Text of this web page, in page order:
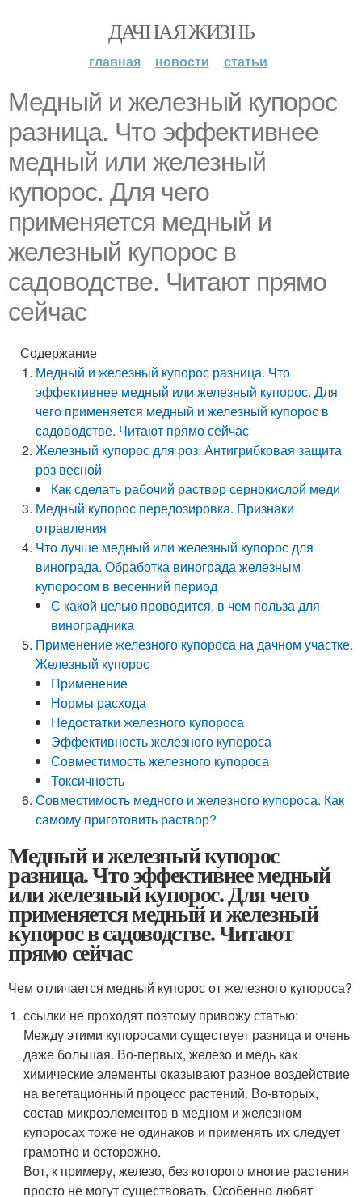
ДАЧНАЯ ЖИЗНЬ
главная новости статьи
Медный и железный купорос
разница. Что эффективнее
медный или железный
купорос. Для чего
применяется медный и
железный купорос в
садоводстве. Читают прямо
сейчас
Содержание
Медный и железный купорос разница. Что
эффективнее медный или железный купорос. Для
чего применяется медный и железный купорос в
садоводстве. Читают прямо сейчас
Железный купорос для роз. Антигрибковая защита
роз весной
Как сделать рабочий раствор сернокислой меди
Медный купорос передозировка. Признаки
отравления
Что лучше медный или железный купорос для
винограда. Обработка винограда железным
купоросом в весенний период
С какой целью проводится, в чем польза для
виноградника
Применение железного купороса на дачном участке.
Железный купорос
Применение
Нормы расхода
Недостатки железного купороса
Эффективность железного купороса
Совместимость железного купороса
Токсичность
Совместимость медного и железного купороса. Как
самому приготовить раствор?
Медный и железный купорос
разница. Что эффективнее медный
или железный купорос. Для чего
применяется медный и железный
купорос в садоводстве. Читают
прямо сейчас
Чем отличается медный купорос от железного купороса?
ссылки не проходят поэтому привожу статью:
Между этими купоросами существует разница и очень
даже большая. Во-первых, железо и медь как
химические элементы оказывают разное воздействие
на вегетационный процесс растений. Во-вторых,
состав микроэлементов в медном и железном
купоросах тоже не одинаков и применять их следует
грамотно и осторожно.
Вот, к примеру, железо, без которого многие растения
просто не могут существовать. Особенно любят